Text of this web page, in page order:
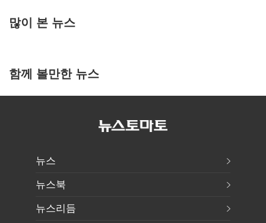
많이 본 뉴스
함께 볼만한 뉴스
뉴스
뉴스북
뉴스리듬